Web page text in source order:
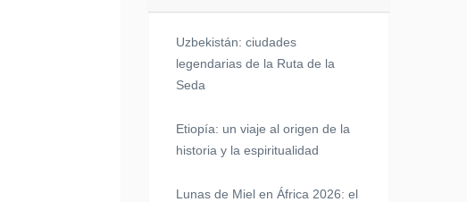
Uzbekistán: ciudades
legendarias de la Ruta de la
Seda
Etiopía: un viaje al origen de la
historia y la espiritualidad
Lunas de Miel en África 2026: el